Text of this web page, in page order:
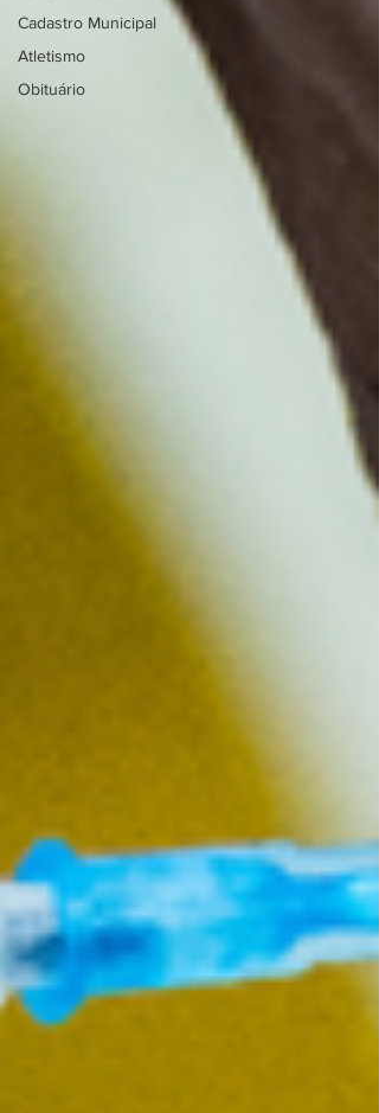
Cadastro Municipal
Atletismo
Obituário